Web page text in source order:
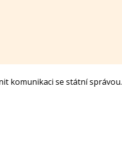
komunikaci se státní správou.